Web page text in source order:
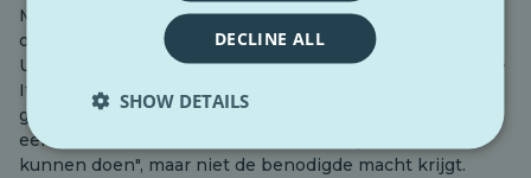
Maar Italië onderscheidt zich ook door een andere
overtuiging: om echt te kunnen functioneren, heeft de
Unie meer instrumenten en middelen nodig. 82% van de
Italianen is hiervan overtuigd, vergeleken met het EU-
gemiddelde van 76%. Dit cijfer weerspiegelt misschien
een zekere frustratie: het idee dat Europa "meer zou
kunnen doen", maar niet de benodigde macht krijgt.
DECLINE ALL
SHOW DETAILS